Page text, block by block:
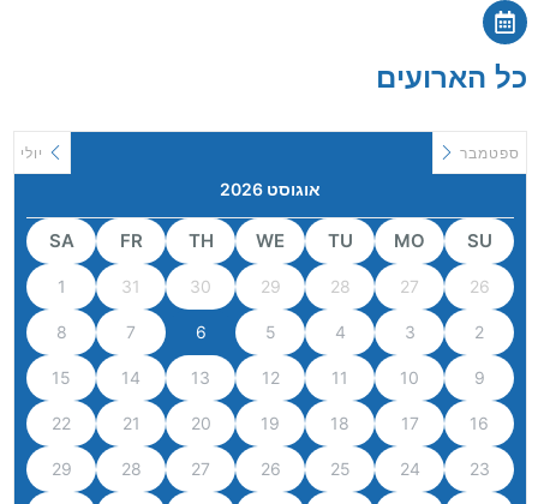
כל הארועים
יולי
אוגוסט 2026
ספטמבר
SU
MO
TU
WE
TH
FR
SA
26
27
28
29
30
31
1
2
3
4
5
6
7
8
9
10
11
12
13
14
15
16
17
18
19
20
21
22
23
24
25
26
27
28
29